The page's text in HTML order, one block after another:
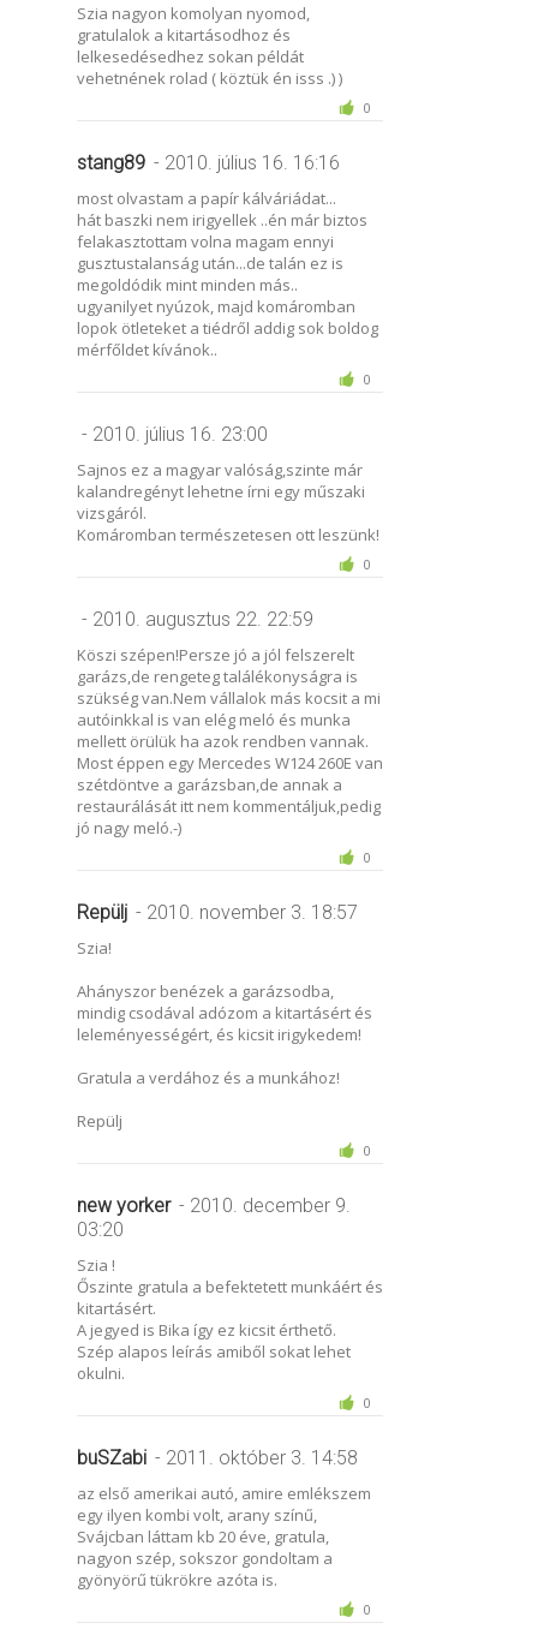
Szia nagyon komolyan nyomod,
gratulalok a kitartásodhoz és
lelkesedésedhez sokan példát
vehetnének rolad ( köztük én isss .) )
0
stang89 - 2010. július 16. 16:16
most olvastam a papír kálváriádat...
hát baszki nem irigyellek ..én már biztos
felakasztottam volna magam ennyi
gusztustalanság után...de talán ez is
megoldódik mint minden más..
ugyanilyet nyúzok, majd komáromban
lopok ötleteket a tiédről addig sok boldog
mérfőldet kívánok..
0
- 2010. július 16. 23:00
Sajnos ez a magyar valóság,szinte már
kalandregényt lehetne írni egy műszaki
vizsgáról.
Komáromban természetesen ott leszünk!
0
- 2010. augusztus 22. 22:59
Köszi szépen!Persze jó a jól felszerelt
garázs,de rengeteg találékonyságra is
szükség van.Nem vállalok más kocsit a mi
autóinkkal is van elég meló és munka
mellett örülük ha azok rendben vannak.
Most éppen egy Mercedes W124 260E van
szétdöntve a garázsban,de annak a
restaurálását itt nem kommentáljuk,pedig
jó nagy meló.-)
0
Repülj - 2010. november 3. 18:57
Szia!
Ahányszor benézek a garázsodba,
mindig csodával adózom a kitartásért és
leleményességért, és kicsit irigykedem!
Gratula a verdához és a munkához!
Repülj
0
new yorker - 2010. december 9.
03:20
Szia !
Őszinte gratula a befektetett munkáért és
kitartásért.
A jegyed is Bika így ez kicsit érthető.
Szép alapos leírás amiből sokat lehet
okulni.
0
buSZabi - 2011. október 3. 14:58
az első amerikai autó, amire emlékszem
egy ilyen kombi volt, arany színű,
Svájcban láttam kb 20 éve, gratula,
nagyon szép, sokszor gondoltam a
gyönyörű tükrökre azóta is.
0